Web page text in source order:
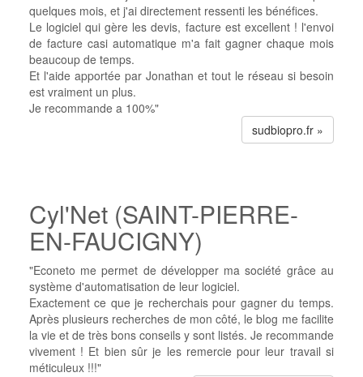
quelques mois, et j'ai directement ressenti les bénéfices.
Le logiciel qui gère les devis, facture est excellent ! l'envoi
de facture casi automatique m'a fait gagner chaque mois
beaucoup de temps.
Et l'aide apportée par Jonathan et tout le réseau si besoin
est vraiment un plus.
Je recommande a 100%"
sudbiopro.fr »
Cyl'Net (SAINT-PIERRE-
EN-FAUCIGNY)
"Econeto me permet de développer ma société grâce au
système d'automatisation de leur logiciel.
Exactement ce que je recherchais pour gagner du temps.
Après plusieurs recherches de mon côté, le blog me facilite
la vie et de très bons conseils y sont listés. Je recommande
vivement ! Et bien sûr je les remercie pour leur travail si
méticuleux !!!"